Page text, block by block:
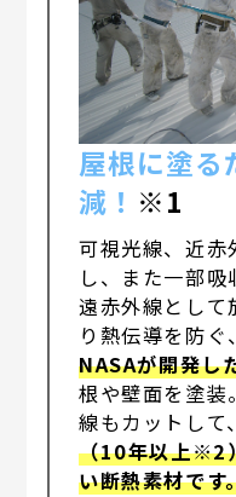
屋根に塗る
減！ ※1
可視光線、近赤
し、また一部
遠赤外線として
り熱伝導を防
NASAが開発し
根や壁面を塗装
線もカットして、
（10年以上※2
い断熱素材です